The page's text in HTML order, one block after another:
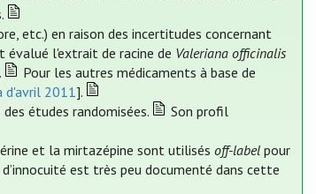
etc.) en raison des incertitudes concernant
l'extrait de racine de Valeriana officinalis
Pour les autres médicaments à base de
d'avril 2011].
études randomisées.
Son profil
et la mirtazépine sont utilisésoff-label pour
est très peu documenté dans cette